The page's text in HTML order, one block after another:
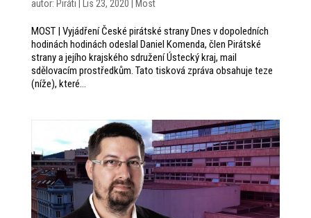
autor: Piráti Lis 23, 2020 Most
MOST | Vyjádření České pirátské strany Dnes v dopoledních
hodinách hodinách odeslal Daniel Komenda, člen Pirátské
strany a jejího krajského sdružení Ústecký kraj, mail
sdělovacím prostředkům. Tato tisková zpráva obsahuje teze
(níže), které...